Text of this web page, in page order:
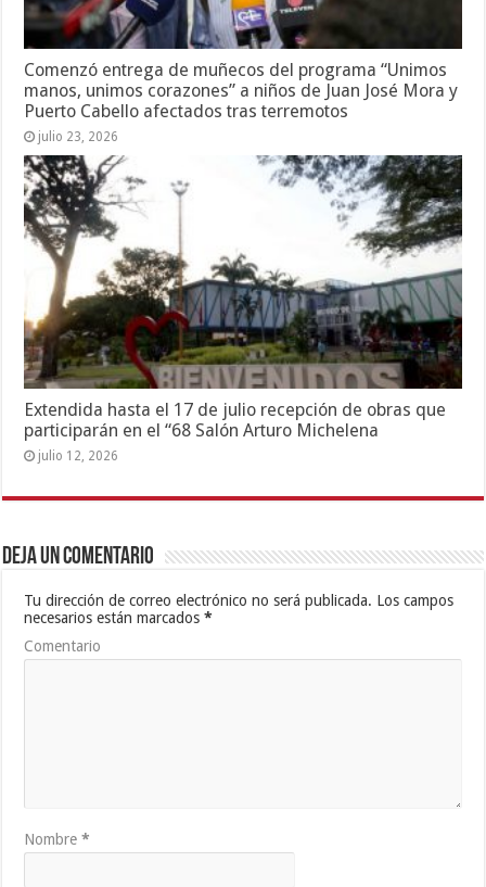
Comenzó entrega de muñecos del programa “Unimos
manos, unimos corazones” a niños de Juan José Mora y
Puerto Cabello afectados tras terremotos
julio 23, 2026
Extendida hasta el 17 de julio recepción de obras que
participarán en el “68 Salón Arturo Michelena
julio 12, 2026
Deja un comentario
Tu dirección de correo electrónico no será publicada. Los campos
necesarios están marcados*
Comentario
Nombre*